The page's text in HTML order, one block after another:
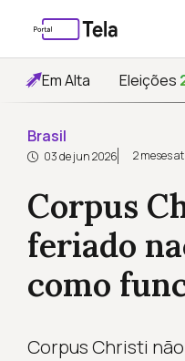
Em Alta Eleições
Brasil
03 de jun 2026 2 meses
Corpus
feriado
como
Corpus Christi